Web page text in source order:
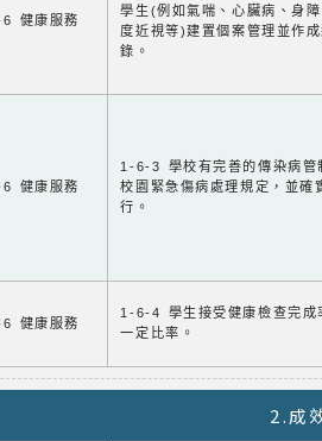
6 健康服務
學生(例如氣喘、心臟病、身
度近視等)建置個案管理並作
錄。
6 健康服務
1-6-3 學校有完善的傳染病管
校園緊急傷病處理規定，並確
行。
6 健康服務
1-6-4 學生接受健康檢查完成
一定比率。
2.成